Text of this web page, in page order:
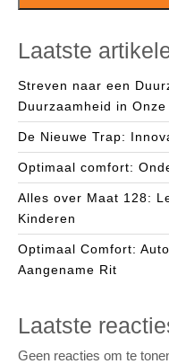
Laatste
Streven naar een
Duurzaamheid in
De Nieuwe Trap:
Optimaal comfort:
Alles over Maat 128:
Kinderen
Optimaal Comfort:
Aangename Rit
Laatste
Geen reacties om te